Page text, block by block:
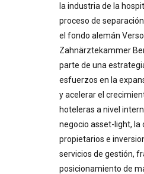
la industria de la
proceso de
el fondo alemán
Zahnärztekammer
parte de una
esfuerzos en la
y acelerar el
hoteleras a nivel
negocio asset-light, la
propietarios e
servicios de gestión,
posicionamiento de